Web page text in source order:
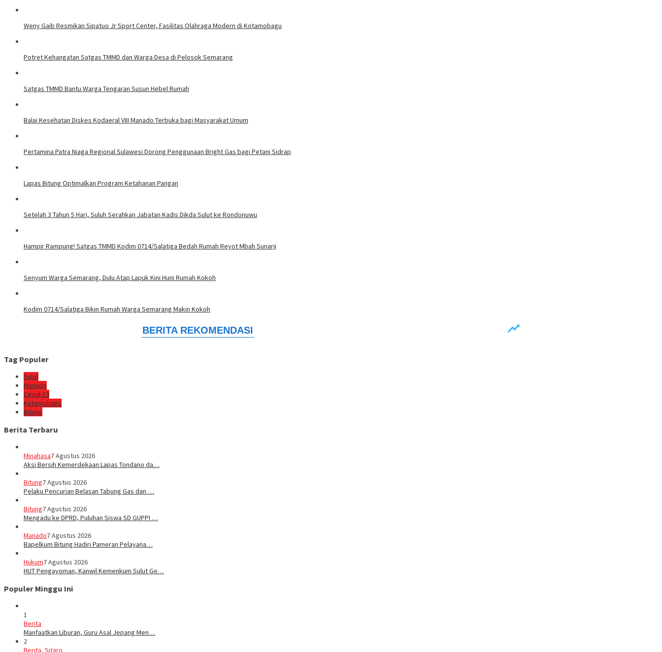
Weny Gaib Resmikan Sipatuo Jr Sport Center, Fasilitas Olahraga Modern di Kotamobagu
Potret Kehangatan Satgas TMMD dan Warga Desa di Pelosok Semarang
Satgas TMMD Bantu Warga Tengaran Susun Hebel Rumah
Balai Kesehatan Diskes Kodaeral VIII Manado Terbuka bagi Masyarakat Umum
Pertamina Patra Niaga Regional Sulawesi Dorong Penggunaan Bright Gas bagi Petani Sidrap
Lapas Bitung Optimalkan Program Ketahanan Pangan
Setelah 3 Tahun 5 Hari, Suluh Serahkan Jabatan Kadis Dikda Sulut ke Rondonuwu
Hampir Rampung! Satgas TMMD Kodim 0714/Salatiga Bedah Rumah Reyot Mbah Sunarji
Senyum Warga Semarang, Dulu Atap Lapuk Kini Huni Rumah Kokoh
Kodim 0714/Salatiga Bikin Rumah Warga Semarang Makin Kokoh
Tag Populer
Sulut
Manado
Covid-19
Kotamobagu
Bitung
Berita Terbaru
Minahasa7 Agustus 2026
Aksi Bersih Kemerdekaan Lapas Tondano da…
Bitung7 Agustus 2026
Pelaku Pencurian Belasan Tabung Gas dan …
Bitung7 Agustus 2026
Mengadu ke DPRD, Puluhan Siswa SD GUPPI …
Manado7 Agustus 2026
‎Bapelkum Bitung Hadiri Pameran Pelayana…
Hukum7 Agustus 2026
HUT Pengayoman, Kanwil Kemenkum Sulut Ge…
Populer Minggu Ini
1
Berita
Manfaatkan Liburan, Guru Asal Jepang Men…
2
Berita, Sitaro